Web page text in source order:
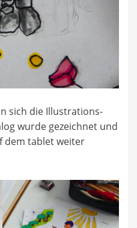
sich die Illustrations-
wurde gezeichnet und
dem tablet weiter